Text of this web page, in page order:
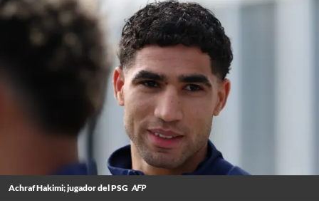
Achraf Hakimi; jugador del PSG AFP